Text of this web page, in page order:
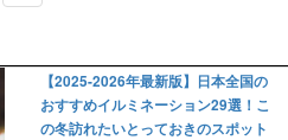
【2025-2026年最新版】日本全国の
おすすめイルミネーション29選！こ
の冬訪れたいとっておきのスポット